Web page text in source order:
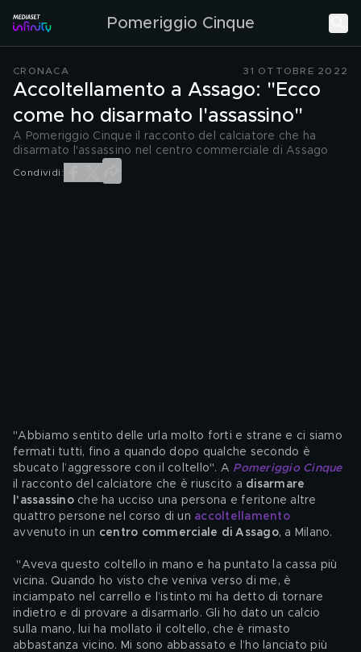
Pomeriggio Cinque
CRONACA 31 OTTOBRE 2022
Accoltellamento a Assago: "Ecco
come ho disarmato l'assassino"
A Pomeriggio Cinque il racconto del calciatore che ha
disarmato l'assassino nel centro commerciale di Assago
Condividi:
"Abbiamo sentito delle urla molto forti e strane e ci siamo
fermati tutti, fino a quando dopo qualche secondo è
sbucato l’aggressore con il coltello". A Pomeriggio Cinque
il racconto del calciatore che è riuscito a disarmare
l'assassino che ha ucciso una persona e feritone altre
quattro persone nel corso di un accoltellamento
avvenuto in un centro commerciale di Assago, a Milano.
vicina. Quando ho visto che veniva verso di me, è
inciampato nel carrello e l’istinto mi ha detto di tornare
indietro e di provare a disarmarlo. Gli ho dato un calcio
sulla mano, lui ha mollato il coltello, che è rimasto
abbastanza vicino. Mi sono abbassato e l’ho lanciato più